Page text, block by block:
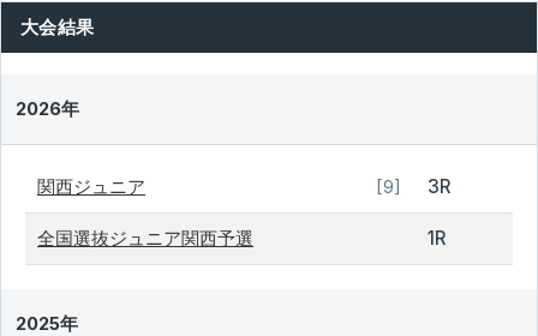
大会結果
2026年
関西ジュニア [9] 3R
全国選抜ジュニア関西予選 1R
2025年